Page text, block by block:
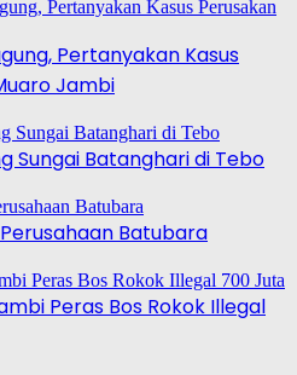
Pertanyakan Kasus
Jambi
Sungai Batanghari di Tebo
Batubara
Peras Bos Rokok Illegal